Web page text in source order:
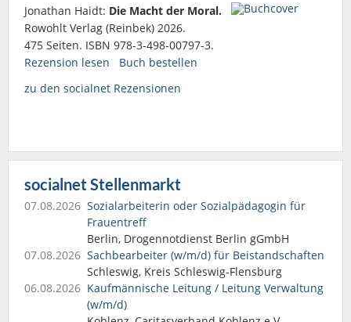
Jonathan Haidt: Die Macht der Moral.
Rowohlt Verlag (Reinbek) 2026.
475 Seiten. ISBN 978-3-498-00797-3.
Rezension lesen
Buch bestellen
zu den socialnet Rezensionen
socialnet Stellenmarkt
07.08.2026 Sozialarbeiterin oder Sozialpädagogin für
Frauentreff
Berlin, Drogennotdienst Berlin gGmbH
07.08.2026 Sachbearbeiter (w/m/d) für Beistandschaften
Schleswig, Kreis Schleswig-Flensburg
06.08.2026 Kaufmännische Leitung / Leitung Verwaltung
(w/m/d)